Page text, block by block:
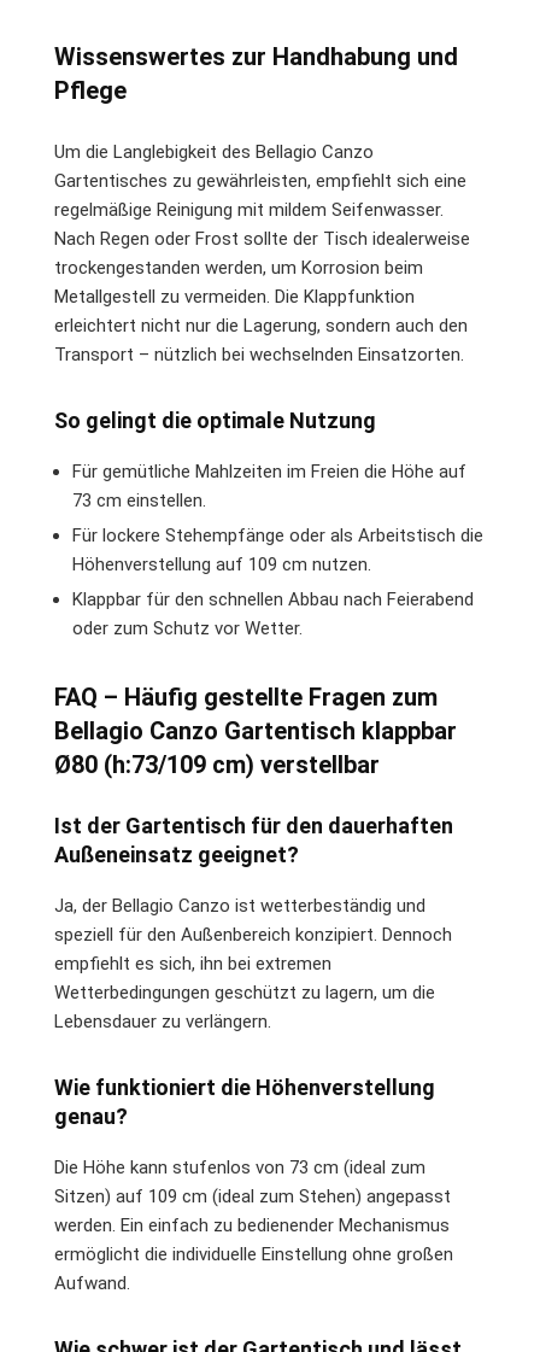
Wissenswertes zur Handhabung und
Pflege
Um die Langlebigkeit des Bellagio Canzo
Gartentisches zu gewährleisten, empfiehlt sich eine
regelmäßige Reinigung mit mildem Seifenwasser.
Nach Regen oder Frost sollte der Tisch idealerweise
trockengestanden werden, um Korrosion beim
Metallgestell zu vermeiden. Die Klappfunktion
erleichtert nicht nur die Lagerung, sondern auch den
Transport – nützlich bei wechselnden Einsatzorten.
So gelingt die optimale Nutzung
Für gemütliche Mahlzeiten im Freien die Höhe auf
73 cm einstellen.
Für lockere Stehempfänge oder als Arbeitstisch die
Höhenverstellung auf 109 cm nutzen.
Klappbar für den schnellen Abbau nach Feierabend
oder zum Schutz vor Wetter.
FAQ – Häufig gestellte Fragen zum
Bellagio Canzo Gartentisch klappbar
Ø80 (h:73/109 cm) verstellbar
Ist der Gartentisch für den dauerhaften
Außeneinsatz geeignet?
Ja, der Bellagio Canzo ist wetterbeständig und
speziell für den Außenbereich konzipiert. Dennoch
empfiehlt es sich, ihn bei extremen
Wetterbedingungen geschützt zu lagern, um die
Lebensdauer zu verlängern.
Wie funktioniert die Höhenverstellung
genau?
Die Höhe kann stufenlos von 73 cm (ideal zum
Sitzen) auf 109 cm (ideal zum Stehen) angepasst
werden. Ein einfach zu bedienender Mechanismus
ermöglicht die individuelle Einstellung ohne großen
Aufwand.